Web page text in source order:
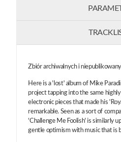
Zbiór archiwalnych i
Here is a 'lost' album of Mike
project tapping into the same
electronic pieces that made his
remarkable. Seen as a sort of
'Challenge Me Foolish' is similarly
gentle optimism with music that is